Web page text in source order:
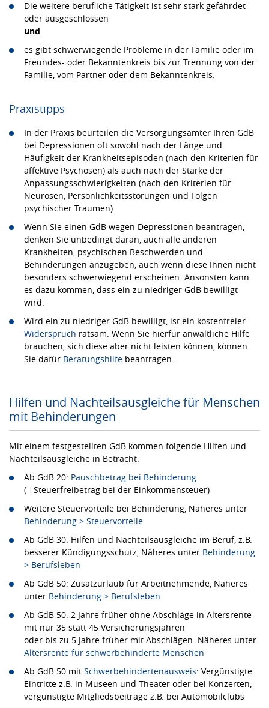
Die weitere berufliche Tätigkeit ist sehr stark gefährdet
oder ausgeschlossen
und
es gibt schwerwiegende Probleme in der Familie oder im
Freundes- oder Bekanntenkreis bis zur Trennung von der
Familie, vom Partner oder dem Bekanntenkreis.
Praxistipps
In der Praxis beurteilen die Versorgungsämter Ihren GdB
bei Depressionen oft sowohl nach der Länge und
Häufigkeit der Krankheitsepisoden (nach den Kriterien für
affektive Psychosen) als auch nach der Stärke der
Anpassungsschwierigkeiten (nach den Kriterien für
Neurosen, Persönlichkeitsstörungen und Folgen
psychischer Traumen).
Wenn Sie einen GdB wegen Depressionen beantragen,
denken Sie unbedingt daran, auch alle anderen
Krankheiten, psychischen Beschwerden und
Behinderungen anzugeben, auch wenn diese Ihnen nicht
besonders schwerwiegend erscheinen. Ansonsten kann
es dazu kommen, dass ein zu niedriger GdB bewilligt
wird.
Wird ein zu niedriger GdB bewilligt, ist ein kostenfreier
Widerspruch ratsam. Wenn Sie hierfür anwaltliche Hilfe
brauchen, sich diese aber nicht leisten können, können
Sie dafür Beratungshilfe beantragen.
Hilfen und Nachteilsausgleiche für Menschen
mit Behinderungen
Mit einem festgestellten GdB kommen folgende Hilfen und
Nachteilsausgleiche in Betracht:
Ab GdB 20: Pauschbetrag bei Behinderung
(= Steuerfreibetrag bei der Einkommensteuer)
Weitere Steuervorteile bei Behinderung, Näheres unter
Behinderung > Steuervorteile
Ab GdB 30: Hilfen und Nachteilsausgleiche im Beruf, z.B.
besserer Kündigungsschutz, Näheres unter Behinderung
> Berufsleben
Ab GdB 50: Zusatzurlaub für Arbeitnehmende, Näheres
unter Behinderung > Berufsleben
Ab GdB 50: 2 Jahre früher ohne Abschläge in Altersrente
mit nur 35 statt 45 Versicherungsjahren
oder bis zu 5 Jahre früher mit Abschlägen. Näheres unter
Altersrente für schwerbehinderte Menschen
Ab GdB 50 mit Schwerbehindertenausweis: Vergünstigte
Eintritte z.B. in Museen und Theater oder bei Konzerten,
vergünstigte Mitgliedsbeiträge z.B. bei Automobilclubs